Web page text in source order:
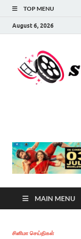
TOP MENU
August 6, 2026
MAIN MENU
சினிமா செய்திகள்